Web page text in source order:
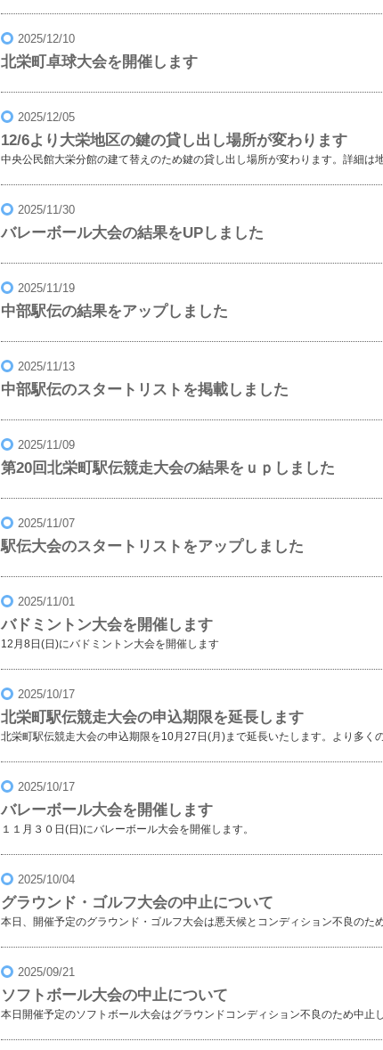
2025/12/10
北栄町卓球大会を開催します
2025/12/05
12/6より大栄地区の鍵の貸し出し場所が変わります
中央公民館大栄分館の建て替えのため鍵の貸し出し場所が変わります。詳細は
2025/11/30
バレーボール大会の結果をUPしました
2025/11/19
中部駅伝の結果をアップしました
2025/11/13
中部駅伝のスタートリストを掲載しました
2025/11/09
第20回北栄町駅伝競走大会の結果をｕｐしました
2025/11/07
駅伝大会のスタートリストをアップしました
2025/11/01
バドミントン大会を開催します
12月8日(日)にバドミントン大会を開催します
2025/10/17
北栄町駅伝競走大会の申込期限を延長します
北栄町駅伝競走大会の申込期限を10月27日(月)まで延長いたします。より多く
2025/10/17
バレーボール大会を開催します
１１月３０日(日)にバレーボール大会を開催します。
2025/10/04
グラウンド・ゴルフ大会の中止について
本日、開催予定のグラウンド・ゴルフ大会は悪天候とコンディション不良のた
2025/09/21
ソフトボール大会の中止について
本日開催予定のソフトボール大会はグラウンドコンディション不良のため中止